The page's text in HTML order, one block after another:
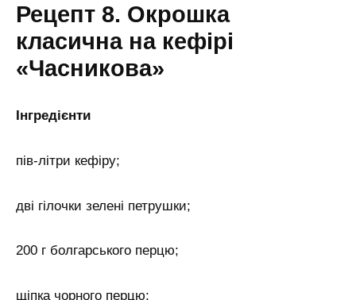
Рецепт 8. Окрошка
класична на кефірі
«Часникова»
Інгредієнти
пів-літри кефіру;
дві гілочки зелені петрушки;
200 г болгарського перцю;
щіпка чорного перцю;